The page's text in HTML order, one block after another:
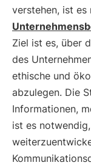
verstehen, ist
Ziel ist es, über
des
ethische und
abzulegen. Die
Informationen,
ist es